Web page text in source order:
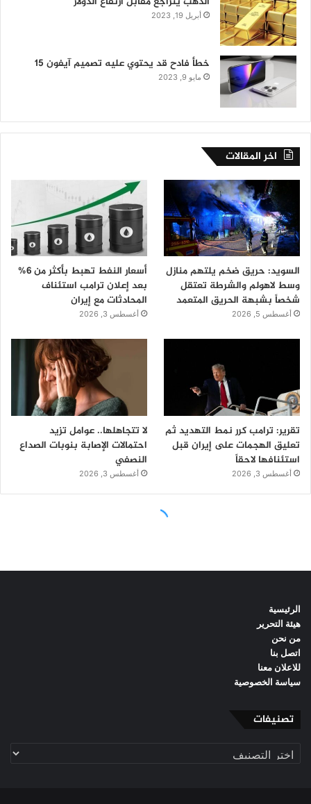
الرئيسية
هيئة التحرير
من نحن
اتصل بنا
للاعلان معنا
سياسة الخصوصية
تصنيفات
تصنيفات